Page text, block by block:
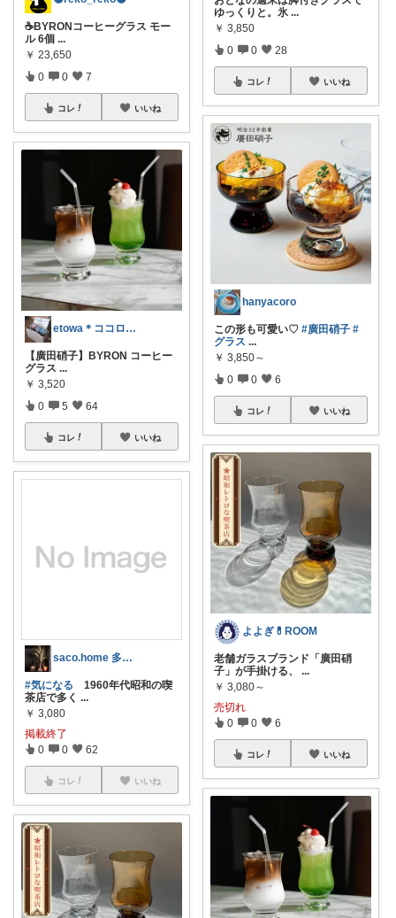
☕️BYRONコーヒーグラス モー
ル 6個 ...
￥ 23,650
0 0 7
コレ いいね
etowa＊ココロとカラダに優しい暮らし
【廣田硝子】BYRON コーヒー
グラス ...
￥ 3,520
0 5 64
コレ いいね
saco.home 多忙の為ゆっくりです
#気になる 1960年代昭和の喫
茶店で多く ...
￥ 3,080
掲載終了
0 0 62
コレ いいね
ゆっくりと。氷 ...
￥ 3,850
0 0 28
コレ いいね
hanyacoro
この形も可愛い♡ #廣田硝子 #
グラス ...
￥ 3,850～
0 0 6
コレ いいね
よよぎ💊ROOM
老舗ガラスブランド「廣田硝
子」が手掛ける、
...
￥ 3,080～
売切れ
0 0 6
コレ いいね